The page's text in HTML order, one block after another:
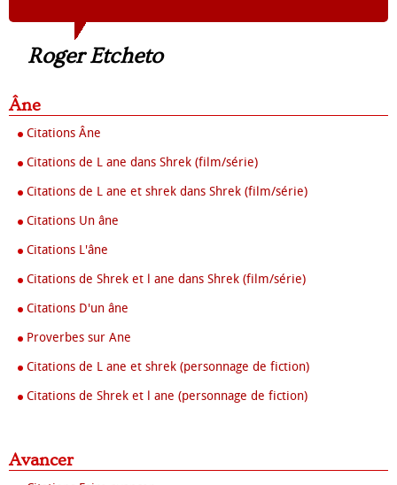
Roger Etcheto
Âne
Citations Âne
Citations de L ane dans Shrek (film/série)
Citations de L ane et shrek dans Shrek (film/série)
Citations Un âne
Citations L'âne
Citations de Shrek et l ane dans Shrek (film/série)
Citations D'un âne
Proverbes sur Ane
Citations de L ane et shrek (personnage de fiction)
Citations de Shrek et l ane (personnage de fiction)
Avancer